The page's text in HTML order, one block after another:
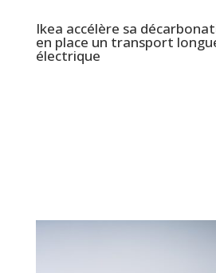
Ikea accélère sa
en place un transport
électrique